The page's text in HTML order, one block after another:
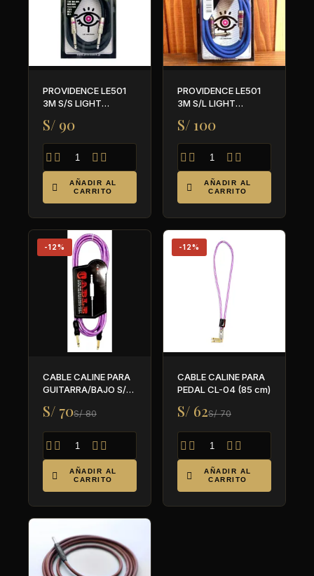
PROVIDENCE LE501
3M S/S LIGHT
PARA GUITARRA Y
BAJO
S/ 90
   

AÑADIR AL
CARRITO
PROVIDENCE LE501
3M S/L LIGHT
PARA GUITARRA Y
BAJO
S/ 100
   

AÑADIR AL
CARRITO
-12%
CABLE CALINE PARA
GUITARRA/BAJO S/S
S/ 70S/ 80
   

AÑADIR AL
CARRITO
-12%
CABLE CALINE PARA
PEDAL CL-04 (85 cm)
S/ 62S/ 70
   

AÑADIR AL
CARRITO